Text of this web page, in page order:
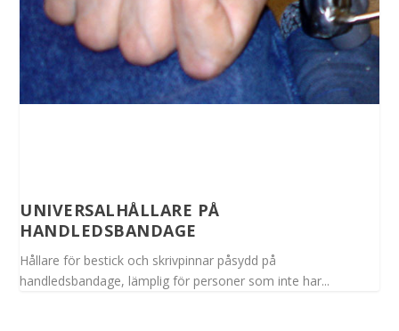
UNIVERSALHÅLLARE PÅ
HANDLEDSBANDAGE
Hållare för bestick och skrivpinnar påsydd på
handledsbandage, lämplig för personer som inte har...